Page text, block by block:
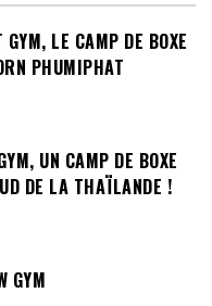
LE CAMP DE BOXE
PHUMIPHAT
UN CAMP DE BOXE
DE LA THAÏLANDE !
GYM